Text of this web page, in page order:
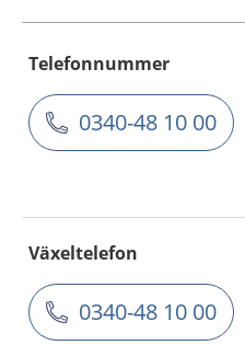
Telefonnummer
0340-48 10 00
Växeltelefon
0340-48 10 00